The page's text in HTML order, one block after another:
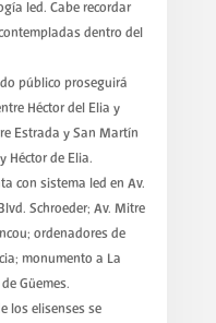
led. Cabe recordar
dentro del
público proseguirá
Héctor del Elia y
Estrada y San Martín
Héctor de Elia.
con sistema led en Av.
Schroeder; Av. Mitre
ordenadores de
monumento a La
Güemes.
los elisenses se